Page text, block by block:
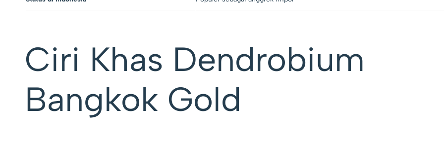
Ciri Khas Dendrobium
Bangkok Gold